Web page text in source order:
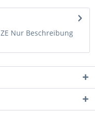
Nur Beschreibung